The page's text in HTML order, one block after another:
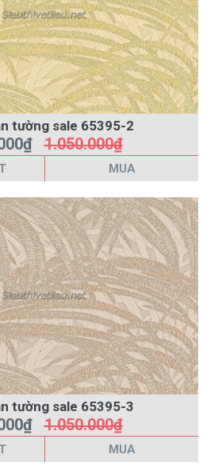
tường sale 65395-2
1.050.000₫
MUA
tường sale 65395-3
1.050.000₫
MUA